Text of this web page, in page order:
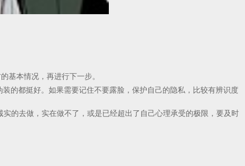
基本情况，再进行下一步。
的都挺好。如果需要记住不要露脸，保护自己的隐私，比较有辨识度
的去做，实在做不了，或是已经超出了自己心理承受的极限，要及时